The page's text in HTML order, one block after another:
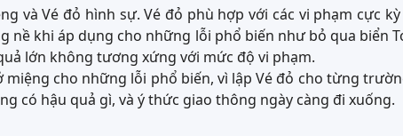
và Vé đỏ hình sự. Vé đỏ phù hợp với các vi phạm cực
nề khi áp dụng cho những lỗi phổ biến như bỏ qua biển
lớn không tương xứng với mức độ vi phạm.
cho những lỗi phổ biến, vì lập Vé đỏ cho từng
có hậu quả gì, và ý thức giao thông ngày càng đi xuống.